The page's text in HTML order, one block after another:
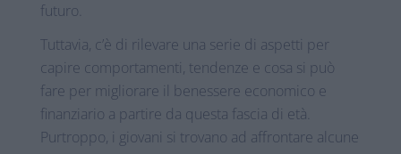
futuro.
Tuttavia, c’è di rilevare una serie di aspetti per
capire comportamenti, tendenze e cosa si può
fare per migliorare il benessere economico e
finanziario a partire da questa fascia di età.
Purtroppo, i giovani si trovano ad affrontare alcune